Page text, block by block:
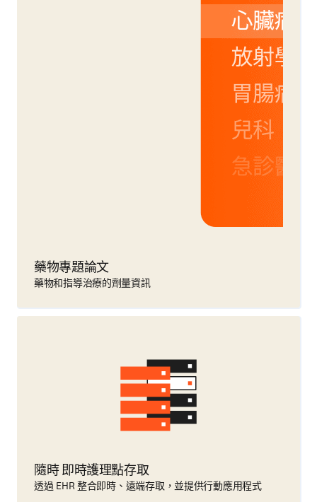
藥物專題論文
藥物和指導治療的劑量資訊
隨時 即時護理點存取
透過 EHR 整合即時、遠端存取，並提供行動應用程式